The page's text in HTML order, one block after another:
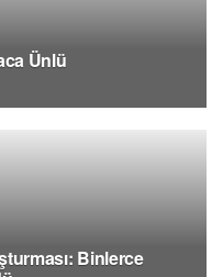
Ünlü
Binlerce